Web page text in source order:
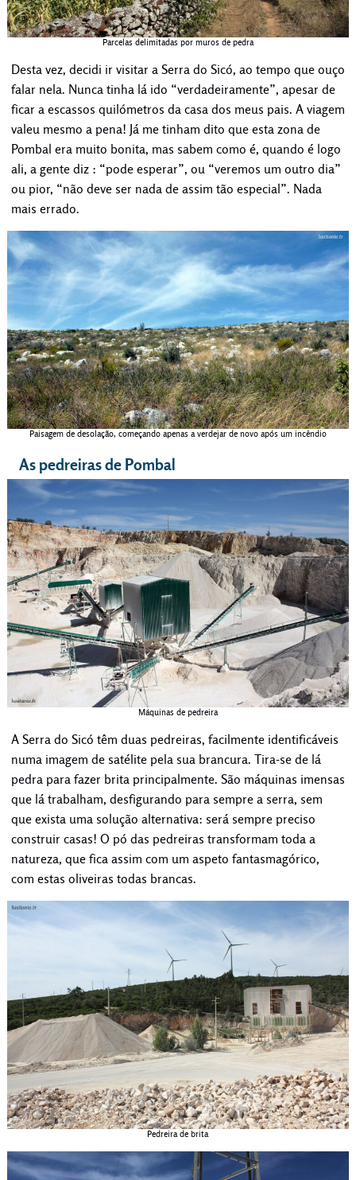
Parcelas delimitadas por muros de pedra
Desta vez, decidi ir visitar a Serra do Sicó, ao tempo que ouço
falar nela. Nunca tinha lá ido “verdadeiramente”, apesar de
ficar a escassos quilómetros da casa dos meus pais. A viagem
valeu mesmo a pena! Já me tinham dito que esta zona de
Pombal era muito bonita, mas sabem como é, quando é logo
ali, a gente diz : “pode esperar”, ou “veremos um outro dia”
ou pior, “não deve ser nada de assim tão especial”. Nada
mais errado.
Paisagem de desolação, começando apenas a verdejar de novo após um incêndio
As pedreiras de Pombal
Máquinas de pedreira
A Serra do Sicó têm duas pedreiras, facilmente identificáveis
numa imagem de satélite pela sua brancura. Tira-se de lá
pedra para fazer brita principalmente. São máquinas imensas
que lá trabalham, desfigurando para sempre a serra, sem
que exista uma solução alternativa: será sempre preciso
construir casas! O pó das pedreiras transformam toda a
natureza, que fica assim com um aspeto fantasmagórico,
com estas oliveiras todas brancas.
Pedreira de brita